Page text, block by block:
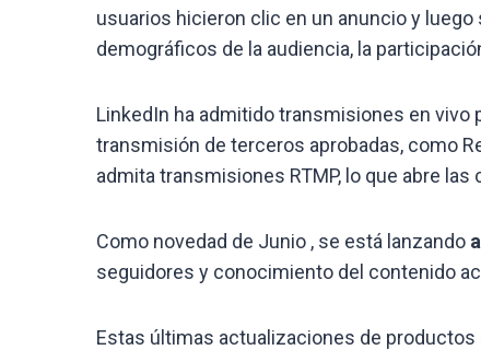
usuarios hicieron clic en un anuncio y
demográficos de la audiencia, la
LinkedIn ha admitido transmisiones en
transmisión de terceros aprobadas, como
admita transmisiones RTMP, lo que abre
Como novedad de Junio , se está lanzando
seguidores y conocimiento del contenido
Estas últimas actualizaciones de